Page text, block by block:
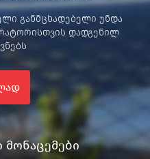
განმცხადებელი უნდა
დადგენილ
მონაცემები